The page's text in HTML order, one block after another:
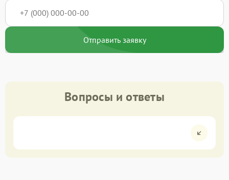
Отправить заявку
Вопросы и ответы